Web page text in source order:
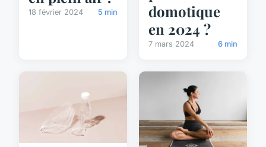
18 février 2024 5 min
domotique
en 2024 ?
7 mars 2024 6 min